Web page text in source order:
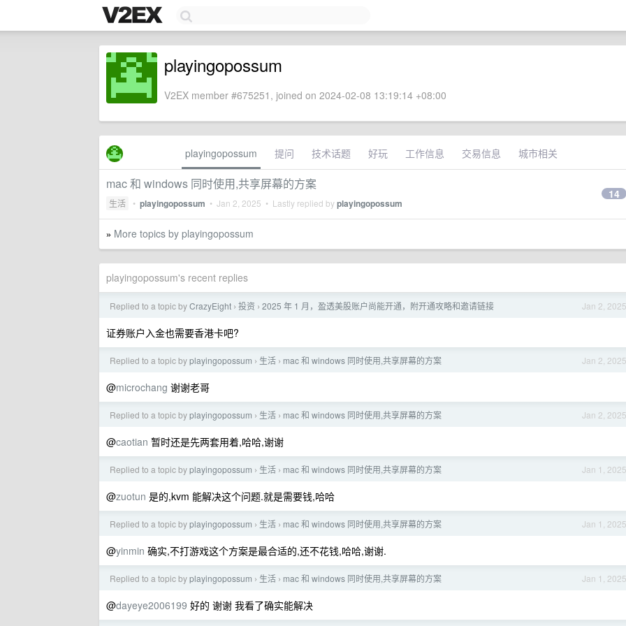
playingopossum
V2EX member #675251, joined on 2024-02-08 13:19:14 +08:00
playingopossum 提问 技术话题 好玩 工作信息 交易信息 城市相关
mac 和 windows 同时使用,共享屏幕的方案
生活 • playingopossum • Jan 2, 2025 • Lastly replied byplayingopossum
14
» More topics by playingopossum
playingopossum's recent replies
Jan 2, 2025
Replied to a topic byCrazyEight › 投资 › 2025 年 1 月，盈透美股账户尚能开通，附开通攻略和邀请链接
证券账户入金也需要香港卡吧?
Jan 2, 2025
Replied to a topic byplayingopossum › 生活 › mac 和 windows 同时使用,共享屏幕的方案
@microchang 谢谢老哥
Jan 2, 2025
Replied to a topic byplayingopossum › 生活 › mac 和 windows 同时使用,共享屏幕的方案
@caotian 暂时还是先两套用着,哈哈,谢谢
Jan 1, 2025
Replied to a topic byplayingopossum › 生活 › mac 和 windows 同时使用,共享屏幕的方案
@zuotun 是的,kvm 能解决这个问题.就是需要钱,哈哈
Jan 1, 2025
Replied to a topic byplayingopossum › 生活 › mac 和 windows 同时使用,共享屏幕的方案
@yinmin 确实,不打游戏这个方案是最合适的,还不花钱,哈哈,谢谢.
Jan 1, 2025
Replied to a topic byplayingopossum › 生活 › mac 和 windows 同时使用,共享屏幕的方案
@dayeye2006199 好的 谢谢 我看了确实能解决